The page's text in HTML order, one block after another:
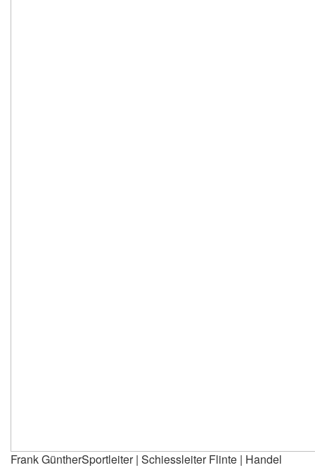
Frank GüntherSportleiter | Schiessleiter Flinte | Handel